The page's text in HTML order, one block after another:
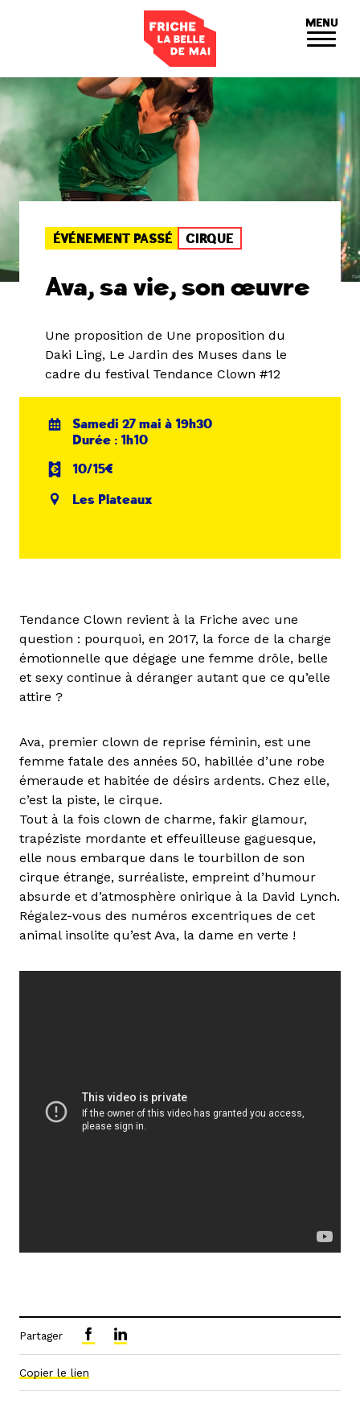
MENU
ÉVÉNEMENT PASSÉ CIRQUE
Ava, sa vie, son œuvre
Une proposition de Une proposition du
Daki Ling, Le Jardin des Muses dans le
cadre du festival Tendance Clown #12
Samedi 27 mai à 19h30
Durée : 1h10
10/15€
Les Plateaux
Tendance Clown revient à la Friche avec une
question : pourquoi, en 2017, la force de la charge
émotionnelle que dégage une femme drôle, belle
et sexy continue à déranger autant que ce qu’elle
attire ?
Ava, premier clown de reprise féminin, est une
femme fatale des années 50, habillée d’une robe
émeraude et habitée de désirs ardents. Chez elle,
c’est la piste, le cirque.
Tout à la fois clown de charme, fakir glamour,
trapéziste mordante et effeuilleuse gaguesque,
elle nous embarque dans le tourbillon de son
cirque étrange, surréaliste, empreint d’humour
absurde et d’atmosphère onirique à la David Lynch.
Régalez-vous des numéros excentriques de cet
animal insolite qu’est Ava, la dame en verte !
Partager
Copier le lien
Panneau de gestion des cookies